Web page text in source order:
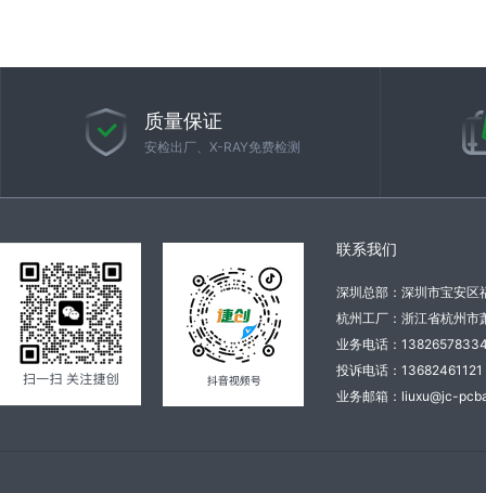
质量保证
安检出厂、X-RAY免费检测
联系我们
深圳总部：深圳市宝安
杭州工厂：浙江省杭州市
业务电话：
投诉电话：
业务邮箱：liuxu@jc-